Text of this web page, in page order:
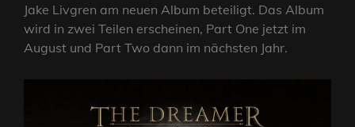
Jake Livgren am neuen Album beteiligt. Das Album
wird in zwei Teilen erscheinen, Part One jetzt im
August und Part Two dann im nächsten Jahr.